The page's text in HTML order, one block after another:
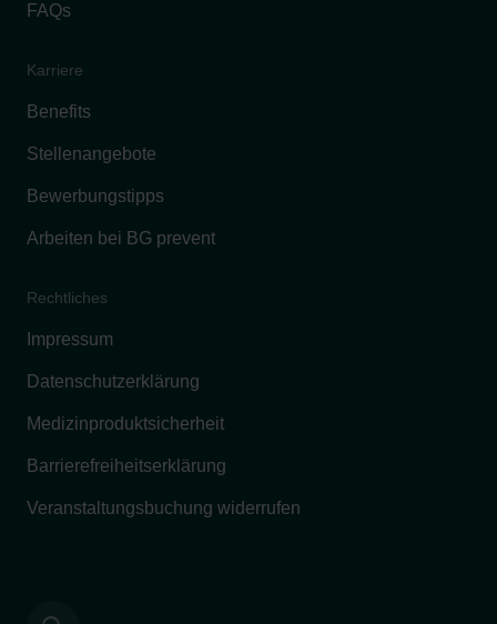
FAQs
Karriere
Benefits
Stellenangebote
Bewerbungstipps
Arbeiten bei BG prevent
Rechtliches
Impressum
Datenschutzerklärung
Medizinproduktsicherheit
Barrierefreiheitserklärung
Veranstaltungsbuchung widerrufen